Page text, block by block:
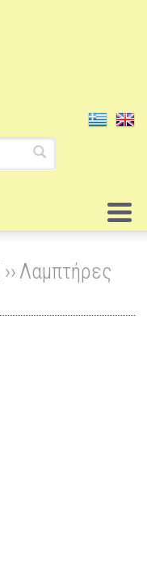
›› Λαμπτήρες